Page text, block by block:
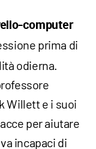
computer
prima di
odierna.
Willett e i suoi
per aiutare
incapaci di